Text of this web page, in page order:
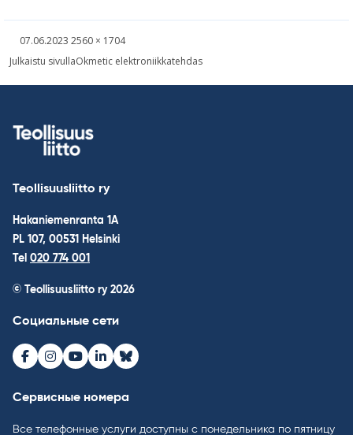
Kirjoitettu
07.06.2023 Täysikokoinen
2560 × 1704
Навигация
Julkaistu sivullaOkmetic elektroniikkatehdas
Teollisuusliitto ry
Hakaniemenranta 1A
PL 107, 00531 Helsinki
Tel 020 774 001
© Teollisuusliitto ry 2026
Социальные сети
Facebook
Instagram
Youtube
LinkedInBluesky
Сервисные номера
Все телефонные услуги доступны с понедельника по пятницу